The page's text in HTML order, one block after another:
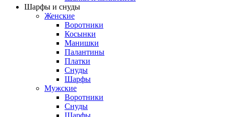
Шарфы и снуды
Женские
Воротники
Косынки
Манишки
Палантины
Платки
Снуды
Шарфы
Мужские
Воротники
Снуды
Шарфы